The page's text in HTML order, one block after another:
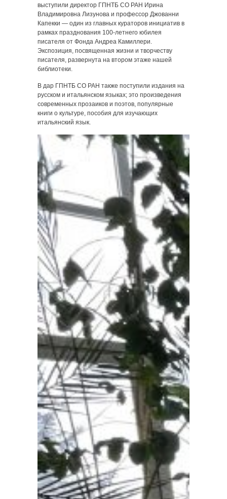
выступили директор ГПНТБ СО РАН Ирина
Владимировна Лизунова и профессор Джованни
Капекки — один из главных кураторов инициатив в
рамках празднования 100-летнего юбилея
писателя от Фонда Андреа Камиллери.
Экспозиция, посвященная жизни и творчеству
писателя, развернута на втором этаже нашей
библиотеки.
В дар ГПНТБ СО РАН также поступили издания на
русском и итальянском языках; это произведения
современных прозаиков и поэтов, популярные
книги о культуре, пособия для изучающих
итальянский язык.